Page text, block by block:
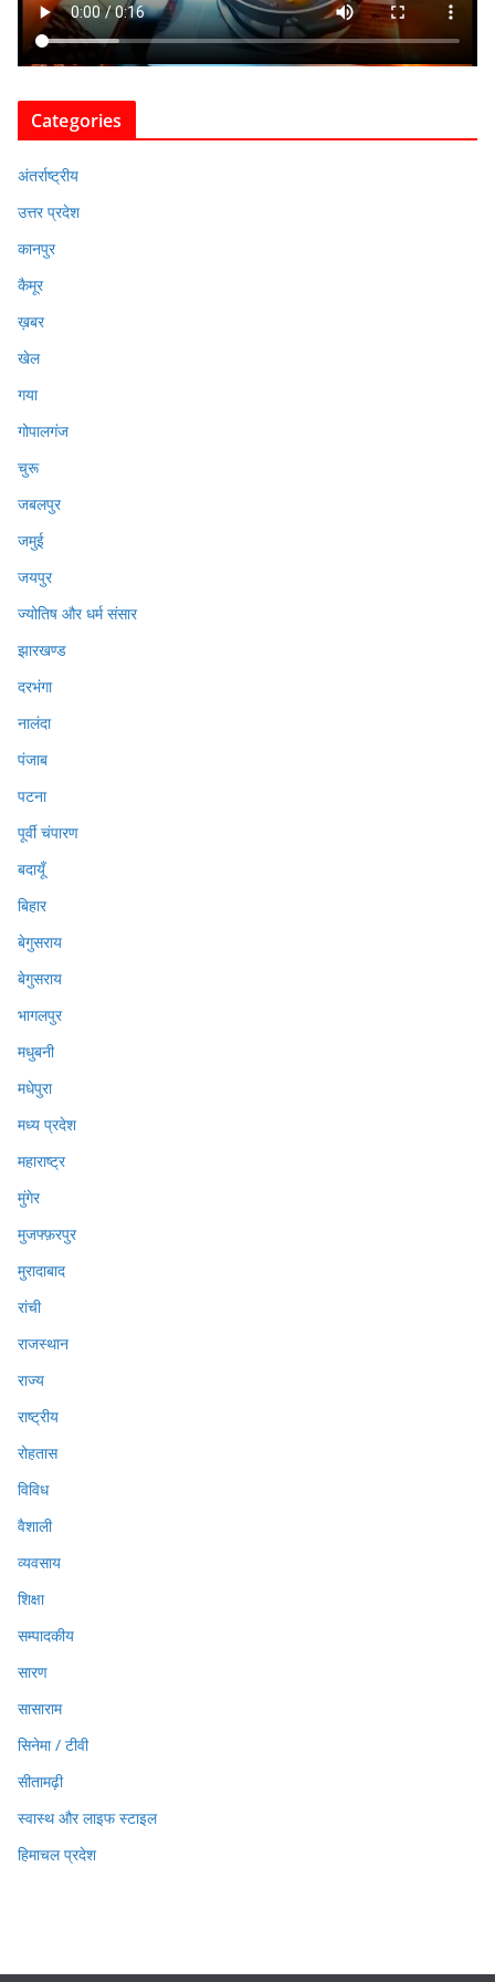
Categories
अंतर्राष्ट्रीय
उत्तर प्रदेश
कानपुर
कैमूर
ख़बर
खेल
गया
गोपालगंज
चुरू
जबलपुर
जमुई
जयपुर
ज्योतिष और धर्म संसार
झारखण्ड
दरभंगा
नालंदा
पंजाब
पटना
पूर्वी चंपारण
बदायूँ
बिहार
बेगुसराय
बेगुसराय
भागलपुर
मधुबनी
मधेपुरा
मध्य प्रदेश
महाराष्ट्र
मुंगेर
मुजफ्फ़रपुर
मुरादाबाद
रांची
राजस्थान
राज्य
राष्ट्रीय
रोहतास
विविध
वैशाली
व्यवसाय
शिक्षा
सम्पादकीय
सारण
सासाराम
सिनेमा / टीवी
सीतामढ़ी
स्वास्थ और लाइफ स्टाइल
हिमाचल प्रदेश